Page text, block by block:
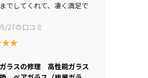
でしてくれて、凄く満足で
27の口コミ
ラスの修理 高性能ガラス